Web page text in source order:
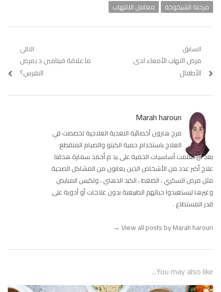
مرحلة الشيخوخة
معامل الالتهاب
تصفّح
المقالات
السابق
Previous
post:
مرض التهاب الأمعاء لدى
الأطفال
التالي
Next
ما علاقة فيتامين د بمرض
النقرس؟
Marah haroun
مرح هارون أخصائية التغذية العلاجية تخصصت في
العلاج باستخدام حمية الكيتو والصيام المتقطع
بعد أن تعلمت أساسيات الحمية على يد م.أحمد سمارة هدفنا
علاج أكبر عدد من الأشخاص الذين يعانون من المشاكل الصحية
مثل مرض السكري ، الضغط ، الكبد الدهني ، وتكيس المبايض
وغيرها ليستعيدوا حياتهم الطبيعية بدون علاجات أو أدوية على
قدر المستطاع .
View all posts by Marah haroun
→
You may also like...